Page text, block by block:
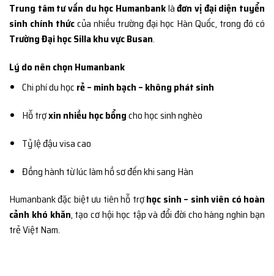
Trung tâm tư vấn du học Humanbanklàđơn vị đại diện tuyển
sinh chính thứccủa nhiều trường đại học Hàn Quốc, trong đó có
Trường Đại học Silla khu vực Busan.
Lý do nên chọn Humanbank
Chi phí du học rẻ – minh bạch – không phát sinh
Hỗ trợxin nhiều học bổngcho học sinh nghèo
Tỷ lệ đậu visa cao
Đồng hành từ lúc làm hồ sơ đến khi sang Hàn
Humanbank đặc biệt ưu tiên hỗ trợhọc sinh – sinh viên có hoàn
cảnh khó khăn, tạo cơ hội học tập và đổi đời cho hàng nghìn bạn
trẻ Việt Nam.